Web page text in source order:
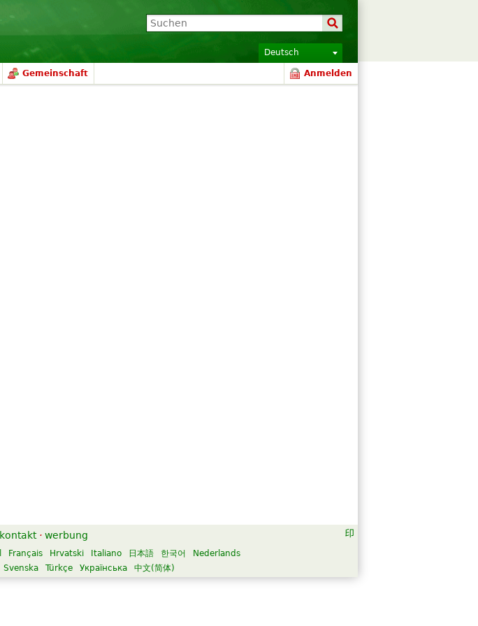
Deutsch
Gemeinschaft Anmelden
kontakt · werbung
Français Hrvatski Italiano 日本語 한국어
Nederlands
Svenska Türkçe Українська 中文(简体)